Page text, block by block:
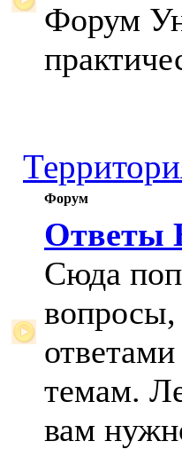
Форум
Форум
Ответы
Сюда
темам.
вам